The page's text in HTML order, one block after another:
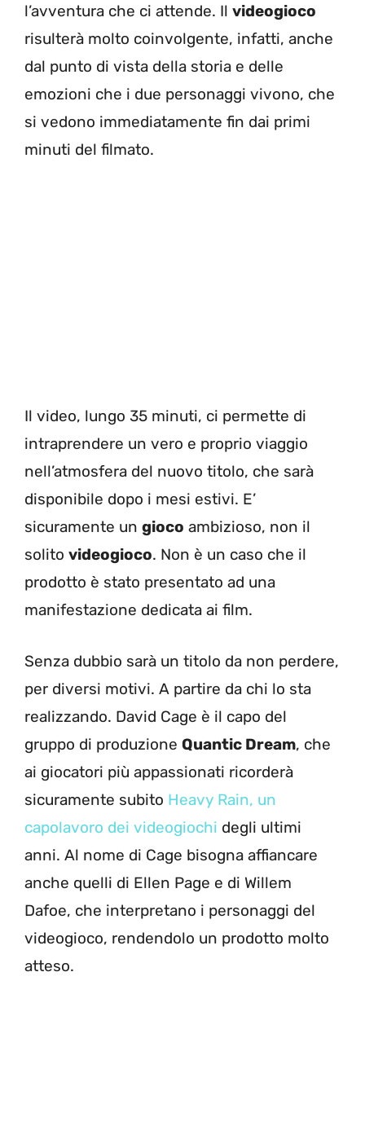
l’avventura che ci attende. Il videogioco
risulterà molto coinvolgente, infatti, anche
dal punto di vista della storia e delle
emozioni che i due personaggi vivono, che
si vedono immediatamente fin dai primi
minuti del filmato.
Il video, lungo 35 minuti, ci permette di
intraprendere un vero e proprio viaggio
nell’atmosfera del nuovo titolo, che sarà
disponibile dopo i mesi estivi. E’
sicuramente un gioco ambizioso, non il
solito videogioco. Non è un caso che il
prodotto è stato presentato ad una
manifestazione dedicata ai film.
Senza dubbio sarà un titolo da non perdere,
per diversi motivi. A partire da chi lo sta
realizzando. David Cage è il capo del
gruppo di produzione Quantic Dream, che
ai giocatori più appassionati ricorderà
sicuramente subito Heavy Rain, un
capolavoro dei videogiochi degli ultimi
anni. Al nome di Cage bisogna affiancare
anche quelli di Ellen Page e di Willem
Dafoe, che interpretano i personaggi del
videogioco, rendendolo un prodotto molto
atteso.